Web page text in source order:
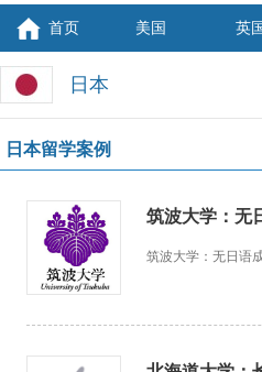
首页 美国 英国
日本
日本留学案例
筑波大学：无
筑波大学：无日语